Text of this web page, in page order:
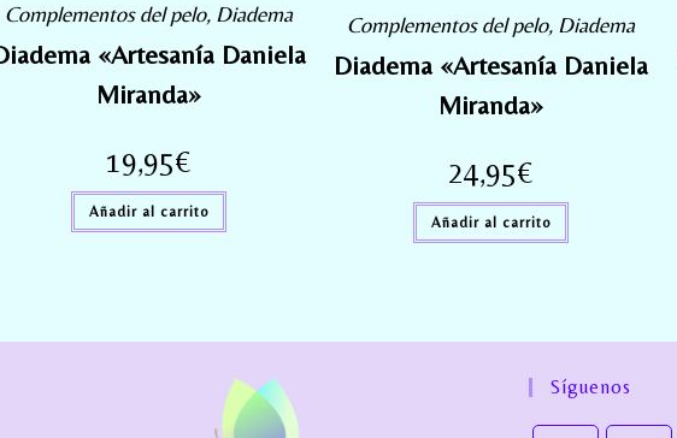
Complementos del pelo, Diadema
«Artesanía Daniela
Miranda»
19,95€
Añadir al carrito
Complementos del pelo, Diadema
Diadema «Artesanía Daniela
Miranda»
24,95€
Añadir al carrito
Síguenos